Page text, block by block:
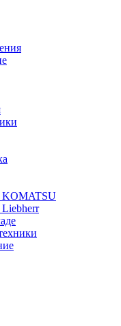
KOMATSU
Liebherr